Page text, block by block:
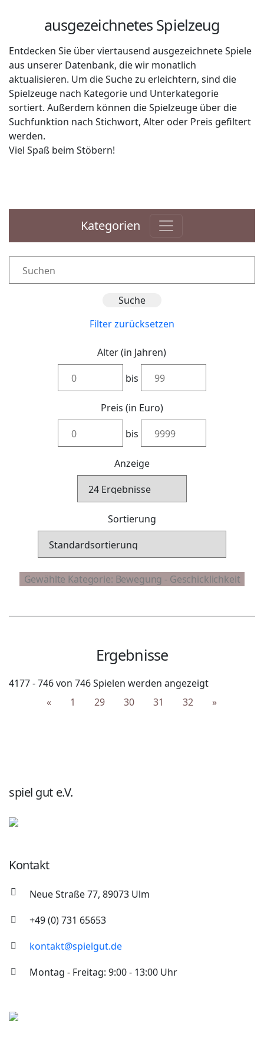
ausgezeichnetes Spielzeug
Entdecken Sie über viertausend ausgezeichnete Spiele
aus unserer Datenbank, die wir monatlich
aktualisieren. Um die Suche zu erleichtern, sind die
Spielzeuge nach Kategorie und Unterkategorie
sortiert. Außerdem können die Spielzeuge über die
Suchfunktion nach Stichwort, Alter oder Preis gefiltert
werden.
Viel Spaß beim Stöbern!
Kategorien
Filter zurücksetzen
Alter (in Jahren)
bis
Preis (in Euro)
bis
Anzeige
Sortierung
Ergebnisse
4177 - 746 von 746 Spielen werden angezeigt
«
1 29 30 31 32 »
spiel gut e.V.
Kontakt
Neue Straße 77, 89073 Ulm
+49 (0) 731 65653
kontakt@spielgut.de
Montag - Freitag: 9:00 - 13:00 Uhr